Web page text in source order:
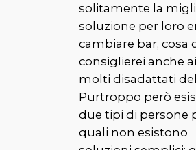
solitamente la
soluzione per loro
cambiare bar, cosa
consiglierei anche ai
molti disadattati
Purtroppo però
due tipi di persone
quali non esistono